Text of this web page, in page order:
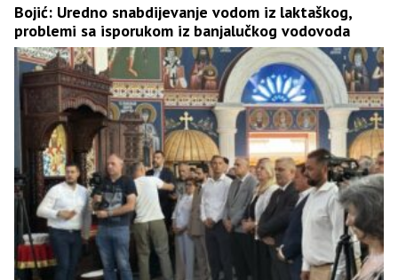
Bojić: Uredno snabdijevanje vodom iz laktaškog,
problemi sa isporukom iz banjalučkog vodovoda